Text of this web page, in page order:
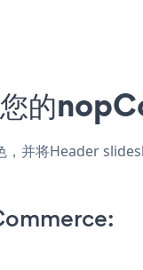
的
并将Header